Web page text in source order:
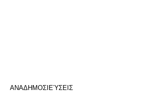
ΑΝΑΔΗΜΟΣΙΕΎΣΕΙΣ